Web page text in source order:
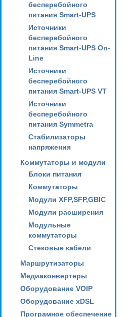
бесперебойного
питания Smart-UPS
Источники
бесперебойного
питания Smart-UPS On-
Line
Источники
бесперебойного
питания Smart-UPS VT
Источники
бесперебойного
питания Symmetra
Стабилизаторы
напряжения
Коммутаторы и модули
Блоки питания
Коммутаторы
Модули XFP,SFP,GBIC
Модули расширения
Модульные
коммутаторы
Стековые кабели
Маршрутизаторы
Медиаконвертеры
Оборудование VOIP
Оборудование xDSL
Програмное обеспечение